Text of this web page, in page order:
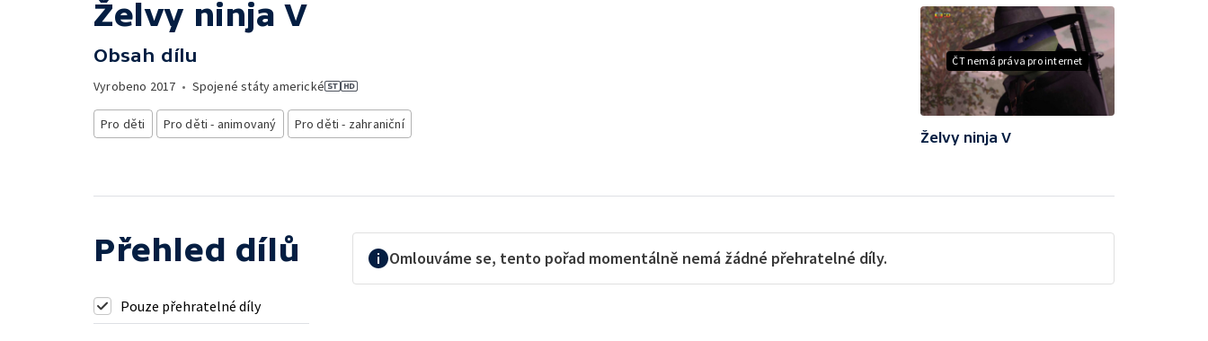
Želvy ninja V
Obsah dílu
Vyrobeno 2017 • Spojené státy americké
Pro děti Pro děti - animovaný Pro děti - zahraniční
ČT nemá práva pro internet
Želvy ninja V
Přehled dílů
Pouze přehratelné díly
Omlouváme se, tento pořad momentálně nemá žádné přehratelné díly.